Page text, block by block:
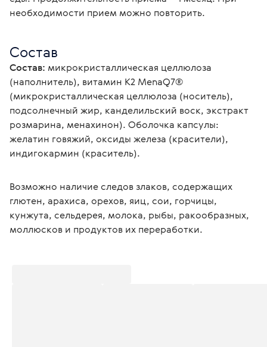
необходимости прием можно повторить.
Состав
Состав: микрокристаллическая целлюлоза
(наполнитель), витамин К2 MenaQ7®
(микрокристаллическая целлюлоза (носитель),
подсолнечный жир, канделильский воск, экстракт
розмарина, менахинон). Оболочка капсулы:
желатин говяжий, оксиды железа (красители),
индигокармин (краситель).
Возможно наличие следов злаков, содержащих
глютен, арахиса, орехов, яиц, сои, горчицы,
кунжута, сельдерея, молока, рыбы, ракообразных,
моллюсков и продуктов их переработки.